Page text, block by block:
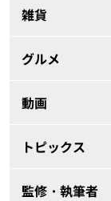
雑貨
グルメ
動画
トピックス
監修・執筆者